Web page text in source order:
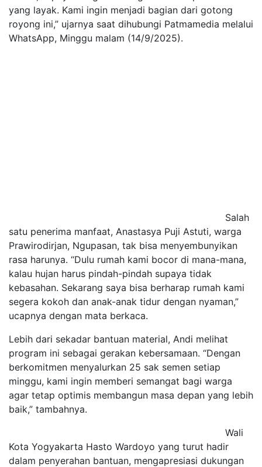
yang layak. Kami ingin menjadi bagian dari gotong
royong ini,” ujarnya saat dihubungi Patmamedia melalui
WhatsApp, Minggu malam (14/9/2025).
Salah
satu penerima manfaat, Anastasya Puji Astuti, warga
Prawirodirjan, Ngupasan, tak bisa menyembunyikan
rasa harunya. “Dulu rumah kami bocor di mana-mana,
kalau hujan harus pindah-pindah supaya tidak
kebasahan. Sekarang saya bisa berharap rumah kami
segera kokoh dan anak-anak tidur dengan nyaman,”
ucapnya dengan mata berkaca.
Lebih dari sekadar bantuan material, Andi melihat
program ini sebagai gerakan kebersamaan. “Dengan
berkomitmen menyalurkan 25 sak semen setiap
minggu, kami ingin memberi semangat bagi warga
agar tetap optimis membangun masa depan yang lebih
baik,” tambahnya.
Wali
Kota Yogyakarta Hasto Wardoyo yang turut hadir
dalam penyerahan bantuan, mengapresiasi dukungan